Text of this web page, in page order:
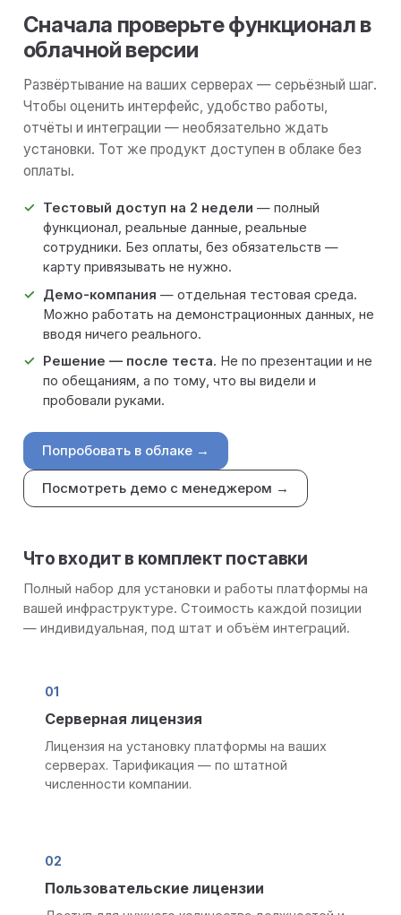
Сначала проверьте функционал в
облачной версии
Развёртывание на ваших серверах — серьёзный шаг.
Чтобы оценить интерфейс, удобство работы,
отчёты и интеграции — необязательно ждать
установки. Тот же продукт доступен в облаке без
оплаты.
Тестовый доступ на 2 недели — полный
функционал, реальные данные, реальные
сотрудники. Без оплаты, без обязательств —
карту привязывать не нужно.
Демо-компания — отдельная тестовая среда.
Можно работать на демонстрационных данных, не
вводя ничего реального.
Решение — после теста. Не по презентации и не
по обещаниям, а по тому, что вы видели и
пробовали руками.
Попробовать в облаке →
Посмотреть демо с менеджером →
Что входит в комплект поставки
Полный набор для установки и работы платформы на
вашей инфраструктуре. Стоимость каждой позиции
— индивидуальная, под штат и объём интеграций.
01
Серверная лицензия
Лицензия на установку платформы на ваших
серверах. Тарификация — по штатной
численности компании.
02
Пользовательские лицензии